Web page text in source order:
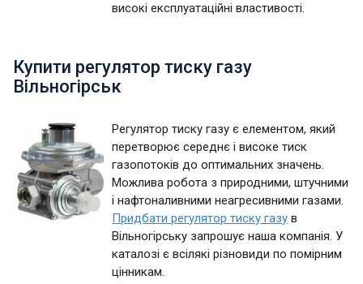
високі експлуатаційні властивості.
Купити регулятор тиску газу
Вільногірськ
Регулятор тиску газу є елементом, який
перетворює середнє і високе тиск
газопотоків до оптимальних значень.
Можлива робота з природними, штучними
і нафтоналивними неагресивними газами.
Придбати регулятор тиску газу в
Вільногірську запрошує наша компанія. У
каталозі є всілякі різновиди по помірним
цінникам.